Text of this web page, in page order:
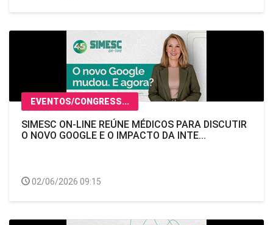
EVENTOS/CONGRESS...
SIMESC ON-LINE REÚNE MÉDICOS PARA DISCUTIR
O NOVO GOOGLE E O IMPACTO DA INTE...
02/06/2026 09:15